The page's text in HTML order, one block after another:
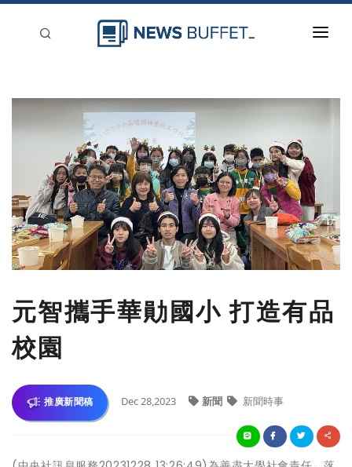
新聞稿分類
刊登
元智攜手華勛國小 打造有品
校園
推廣新聞稿 Dec 28,2023 新聞 新聞時事